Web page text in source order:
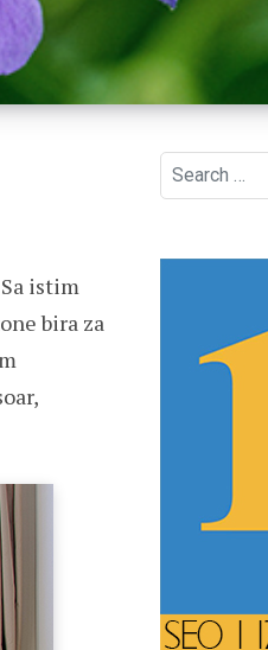
istim
bira za
Search
for: